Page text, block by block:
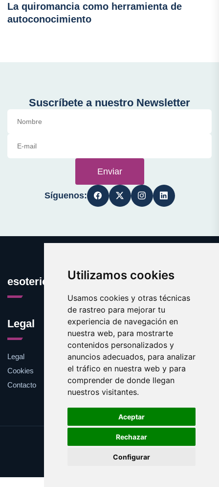
Utilizamos cookies
Usamos cookies y otras técnicas
de rastreo para mejorar tu
experiencia de navegación en
nuestra web, para mostrarte
contenidos personalizados y
anuncios adecuados, para analizar
el tráfico en nuestra web y para
comprender de donde llegan
nuestros visitantes.
Aceptar
Rechazar
Configurar
La quiromancia como herramienta de
autoconocimiento
Suscríbete a nuestro Newsletter
Enviar
Síguenos:
esotericos.es
Legal
Legal
Cookies
Contacto
Update cookies preferences
Copyright © 2025 esotericos.es